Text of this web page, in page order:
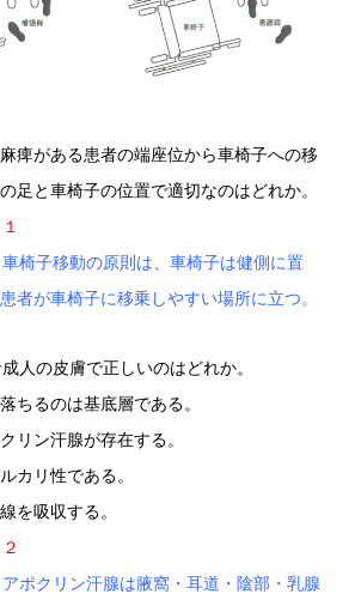
痺がある患者の端座位から車椅子への移
足と車椅子の位置で適切なのはどれか。
子移動の原則は、車椅子は健側に置
者が車椅子に移乗しやすい場所に立つ。
人の皮膚で正しいのはどれか。
ちるのは基底層である。
リン汗腺が存在する。
カリ性である。
を吸収する。
クリン汗腺は腋窩・耳道・陰部・乳腺